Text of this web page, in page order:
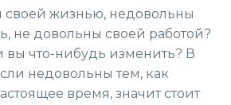
жизнью, недовольны
не довольны своей работой?
вы что-нибудь изменить? В
недовольны тем, как
время, значит стоит